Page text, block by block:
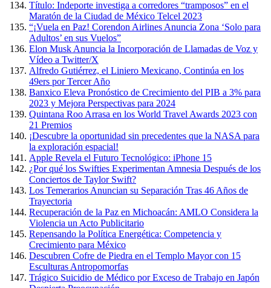
Título: Indeporte investiga a corredores “tramposos” en el
Maratón de la Ciudad de México Telcel 2023
“¡Vuela en Paz! Corendon Airlines Anuncia Zona ‘Solo para
Adultos’ en sus Vuelos”
Elon Musk Anuncia la Incorporación de Llamadas de Voz y
Vídeo a Twitter/X
Alfredo Gutiérrez, el Liniero Mexicano, Continúa en los
49ers por Tercer Año
Banxico Eleva Pronóstico de Crecimiento del PIB a 3% para
2023 y Mejora Perspectivas para 2024
Quintana Roo Arrasa en los World Travel Awards 2023 con
21 Premios
¡Descubre la oportunidad sin precedentes que la NASA para
la exploración espacial!
Apple Revela el Futuro Tecnológico: iPhone 15
¿Por qué los Swifties Experimentan Amnesia Después de los
Conciertos de Taylor Swift?
Los Temerarios Anuncian su Separación Tras 46 Años de
Trayectoria
Recuperación de la Paz en Michoacán: AMLO Considera la
Violencia un Acto Publicitario
Repensando la Política Energética: Competencia y
Crecimiento para México
Descubren Cofre de Piedra en el Templo Mayor con 15
Esculturas Antropomorfas
Trágico Suicidio de Médico por Exceso de Trabajo en Japón